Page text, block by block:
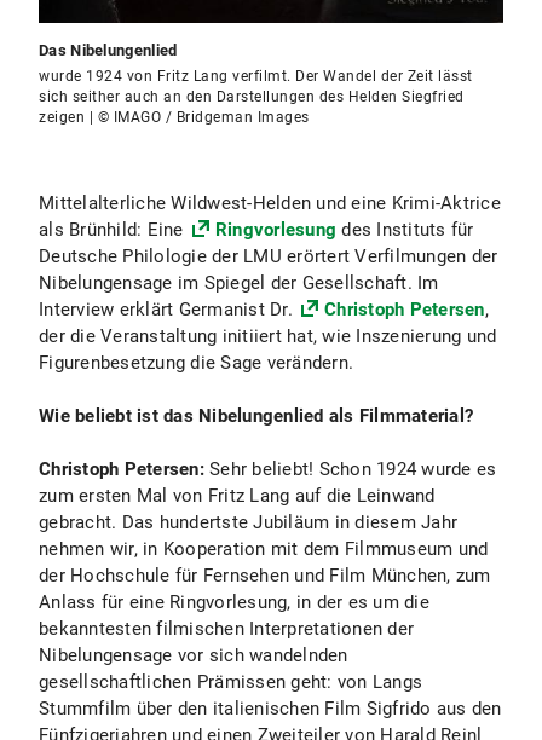
Das Nibelungenlied
wurde 1924 von Fritz Lang verfilmt. Der Wandel der Zeit lässt
sich seither auch an den Darstellungen des Helden Siegfried
zeigen | © IMAGO / Bridgeman Images
Mittelalterliche Wildwest-Helden und eine Krimi-Aktrice
als Brünhild: Eine
Ringvorlesungdes Instituts für
Deutsche Philologie der LMU erörtert Verfilmungen der
Nibelungensage im Spiegel der Gesellschaft. Im
Interview erklärt Germanist Dr.
Christoph Petersen,
der die Veranstaltung initiiert hat, wie Inszenierung und
Figurenbesetzung die Sage verändern.
Wie beliebt ist das Nibelungenlied als Filmmaterial?
Christoph Petersen:Sehr beliebt! Schon 1924 wurde es
zum ersten Mal von Fritz Lang auf die Leinwand
gebracht. Das hundertste Jubiläum in diesem Jahr
nehmen wir, in Kooperation mit dem Filmmuseum und
der Hochschule für Fernsehen und Film München, zum
Anlass für eine Ringvorlesung, in der es um die
bekanntesten filmischen Interpretationen der
Nibelungensage vor sich wandelnden
gesellschaftlichen Prämissen geht: von Langs
Stummfilm über den italienischen Film Sigfrido aus den
Fünfzigerjahren und einen Zweiteiler von Harald Reinl